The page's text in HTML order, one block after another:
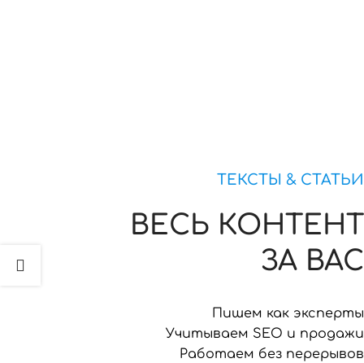
ТЕКСТЫ & СТАТЬИ
ВЕСЬ КОНТЕНТ
ЗА ВАС
Пишем как эксперты
Учитываем SEO и продажи
Работаем без перерывов